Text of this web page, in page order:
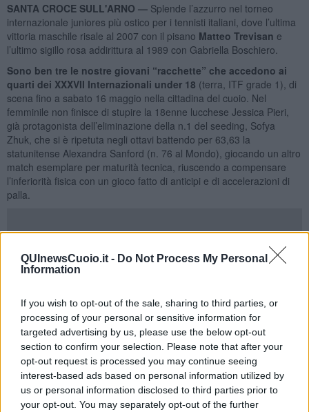
QUInewsCuoio.it - Do Not Process My Personal
Information
If you wish to opt-out of the sale, sharing to third parties, or
processing of your personal or sensitive information for
targeted advertising by us, please use the below opt-out
section to confirm your selection. Please note that after your
opt-out request is processed you may continue seeing
interest-based ads based on personal information utilized by
us or personal information disclosed to third parties prior to
your opt-out. You may separately opt-out of the further
SANTA CROCE SULL'ARNO — Splende l’azzurro nel torneo
internazionale juniores più ostico per i tennisti italiani, dove l’ultima
vittoria maschile risale al 2007 con il pisano Matteo Trevisan e
l’ultimo sigillo rosa addirittura al 1989 con Gabriella Boschiero.
Sono ben tre le nostre giovani “racchette” che accedono ai
quarti dei XXXVII Internazionali under 18 (terra, ITF grade 1), di
scena fino a sabato 16 maggio nella cittadina del cuoio. Nel
femminile non finisce di stupire la 18enne lucchese Jessica Pieri,
già protagonista dell’eliminazione della n.1 del seeding, Sofya
Zhuk, che si è ripetuta negli ottavi battendo per 63,63 la
statunitense Alexandra Sanford (n. 76 al Mondo), giocando un altro
match esemplare per maturità tecnica, riuscendo a compensare
l’inferiorità fisica con un gioco fatto di anticipi e di accelerazioni di
palla.
L’impresa di approdare ai quarti non è riuscita alla sorella di
Jessica, Tatiana Pieri, 16 anni
33 minuti di gioco, al termine di una gara combattuta, conclusasi
alla terza partita (62,26,64 per la Zavatska), ma che ha visto la più
giovane delle Pieri arrivare a condurre anche 4-1 nel set decisivo,
prima di crollare sul piano nervoso e mentale.
Accedono ai quarti due giocatrici australiane: si tratta di Priscilla
Hon (64,36,75 sulla russa Olesya Pervushina) e dell’ottima Naiktha
Bains (46,76,63 sulla rumena Karola Patricia Bejenaru).
Nel maschile, arrivano conferme positive dal 18enne pugliese